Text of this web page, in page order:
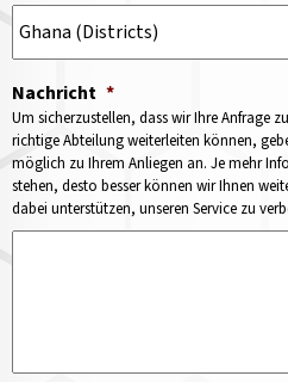
Nachricht *
Um sicherzustellen, dass wir Ihre Anfrage
richtige Abteilung weiterleiten können,
möglich zu Ihrem Anliegen an. Je mehr
stehen, desto besser können wir Ihnen
dabei unterstützen, unseren Service zu